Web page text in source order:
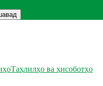
Таҳлилҳо ва ҳисоботҳо